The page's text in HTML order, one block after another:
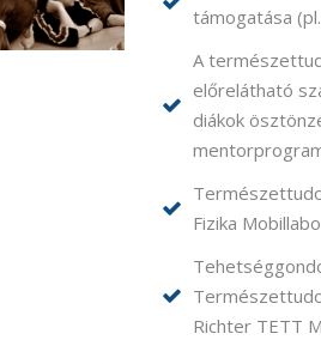
támogatása
A
előrelátható
diákok
Fizika
Richter TETT